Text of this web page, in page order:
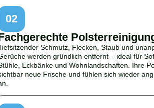
02
Schmutz, Flecken, Staub und
werden gründlich entfernt – ideal für
Eckbänke und Wohnlandschaften. Ihre
neue Frische und fühlen sich wieder